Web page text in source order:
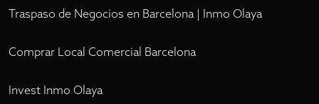
Traspaso de Negocios en Barcelona | Inmo Olaya
Comprar Local Comercial Barcelona
Invest Inmo Olaya